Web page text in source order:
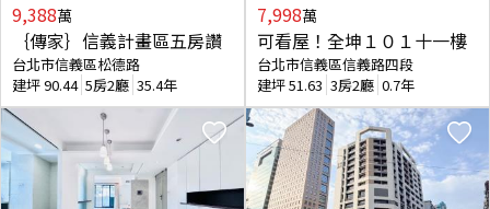
9,388萬
｛傳家｝信義計畫區五房讚
台北市信義區松德路
建坪90.44 5房2廳 35.4年
7,998萬
可看屋！全坤１０１十一樓
台北市信義區信義路四段
建坪51.63 3房2廳 0.7年